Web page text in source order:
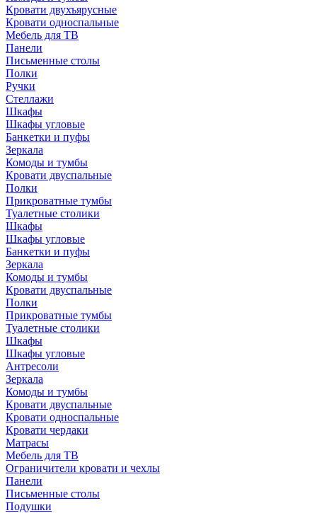
Кровати двухъярусные
Кровати односпальные
Мебель для ТВ
Панели
Письменные столы
Полки
Ручки
Стеллажи
Шкафы
Шкафы угловые
Банкетки и пуфы
Зеркала
Комоды и тумбы
Кровати двуспальные
Полки
Прикроватные тумбы
Туалетные столики
Шкафы
Шкафы угловые
Банкетки и пуфы
Зеркала
Комоды и тумбы
Кровати двуспальные
Полки
Прикроватные тумбы
Туалетные столики
Шкафы
Шкафы угловые
Антресоли
Зеркала
Комоды и тумбы
Кровати двуспальные
Кровати односпальные
Кровати чердаки
Матрасы
Мебель для ТВ
Ограничители кровати и чехлы
Панели
Письменные столы
Подушки